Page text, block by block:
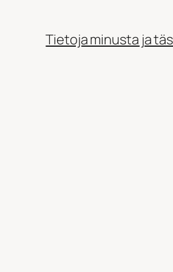
Tietoja minusta ja